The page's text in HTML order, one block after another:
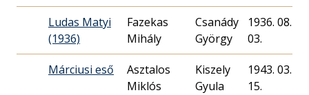
Ludas Matyi
(1936)
Fazekas
Mihály
Csanády
György
1936. 08.
03.
Márciusi eső
Asztalos
Miklós
Kiszely
Gyula
1943. 03.
15.